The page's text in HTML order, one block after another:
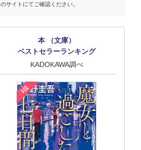
のサイトにてご確認ください。
本 （文庫）
ベストセラーランキング
KADOKAWA調べ
1位